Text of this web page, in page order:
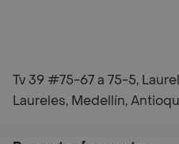
Tv 39 #75-67 a 75-5,
Laureles, Medellín,